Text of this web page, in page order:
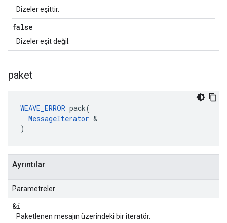
Dizeler eşittir.
false
Dizeler eşit değil.
paket
WEAVE_ERROR pack(
MessageIterator &
)
Ayrıntılar
Parametreler
&i
Paketlenen mesajın üzerindeki bir iteratör.